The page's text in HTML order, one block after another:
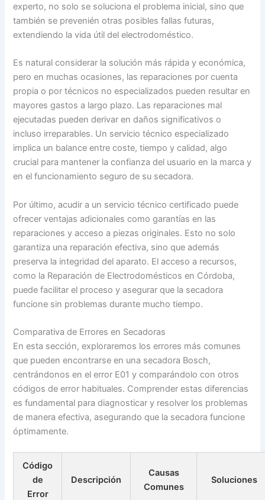
experto, no solo se soluciona el problema inicial, sino que
también se prevenién otras posibles fallas futuras,
extendiendo la vida útil del electrodoméstico.
Es natural considerar la solución más rápida y económica,
pero en muchas ocasiones, las reparaciones por cuenta
propia o por técnicos no especializados pueden resultar en
mayores gastos a largo plazo. Las reparaciones mal
ejecutadas pueden derivar en daños significativos o
incluso irreparables. Un servicio técnico especializado
implica un balance entre coste, tiempo y calidad, algo
crucial para mantener la confianza del usuario en la marca y
en el funcionamiento seguro de su secadora.
Por último, acudir a un servicio técnico certificado puede
ofrecer ventajas adicionales como garantías en las
reparaciones y acceso a piezas originales. Esto no solo
garantiza una reparación efectiva, sino que además
preserva la integridad del aparato. El acceso a recursos,
como la Reparación de Electrodomésticos en Córdoba,
puede facilitar el proceso y asegurar que la secadora
funcione sin problemas durante mucho tiempo.
Comparativa de Errores en Secadoras
En esta sección, exploraremos los errores más comunes
que pueden encontrarse en una secadora Bosch,
centrándonos en el error E01 y comparándolo con otros
códigos de error habituales. Comprender estas diferencias
es fundamental para diagnosticar y resolver los problemas
de manera efectiva, asegurando que la secadora funcione
óptimamente.
Código
de
Error
Descripción
Causas
Comunes
Soluciones